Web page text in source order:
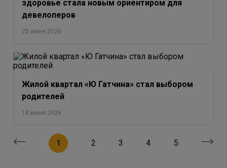
здоровье стала новым ориентиром для
девелоперов
25 июня 2026
Жилой квартал «Ю Гатчина» стал выбором
родителей
18 июня 2026
1 2 3 4 5